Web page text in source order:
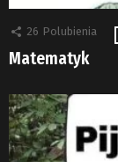
26 Polubienia
Matematyk